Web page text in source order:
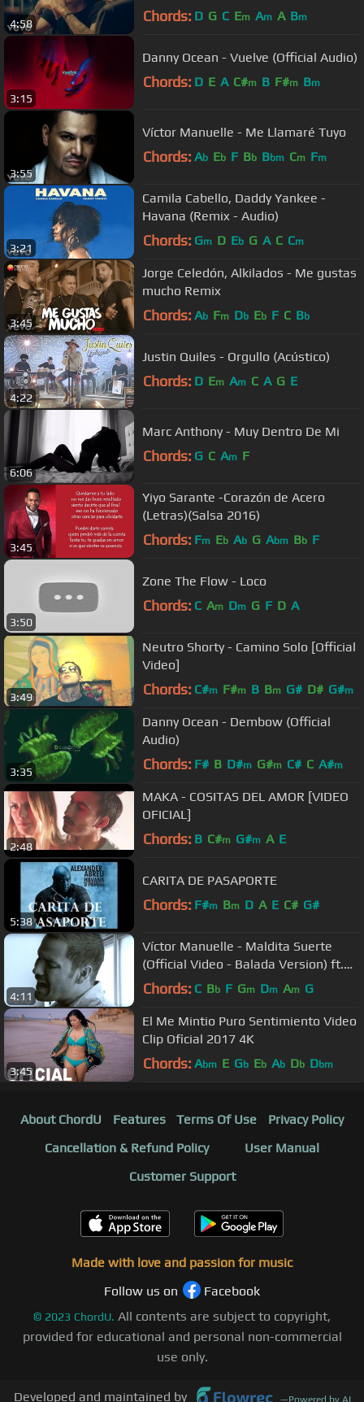
4:58 Chords: D G C Em Am A Bm
3:15
Danny Ocean - Vuelve (Official Audio)
Chords: D E A C#m B F#m Bm
3:55
Víctor Manuelle - Me Llamaré Tuyo
Chords: Ab Eb F Bb Bbm Cm Fm
3:21
Camila Cabello, Daddy Yankee -
Havana (Remix - Audio)
Chords: Gm D Eb G A C Cm
3:45
Jorge Celedón, Alkilados - Me gustas
mucho Remix
Chords: Ab Fm Db Eb F C Bb
4:22
Justin Quiles - Orgullo (Acústico)
Chords: D Em Am C A G E
6:06
Marc Anthony - Muy Dentro De Mi
Chords: G C Am F
3:45
Yiyo Sarante -Corazón de Acero
(Letras)(Salsa 2016)
Chords: Fm Eb Ab G Abm Bb F
3:50
Zone The Flow - Loco
Chords: C Am Dm G F D A
3:49
Neutro Shorty - Camino Solo [Official
Video]
Chords: C#m F#m B Bm G# D# G#m
3:35
Danny Ocean - Dembow (Official
Audio)
Chords: F# B D#m G#m C# C A#m
2:48
MAKA - COSITAS DEL AMOR [VIDEO
OFICIAL]
Chords: B C#m G#m A E
5:38
CARITA DE PASAPORTE
Chords: F#m Bm D A E C# G#
4:11
Víctor Manuelle - Maldita Suerte
(Official Video - Balada Version) ft.
Sin Bandera
Chords: C Bb F Gm Dm Am G
3:45
El Me Mintio Puro Sentimiento Video
Clip Oficial 2017 4K
Chords: Abm E Gb Eb Ab Db Dbm
About ChordU Features Terms Of Use
Privacy Policy
Cancellation & Refund Policy
User Manual
Customer Support
Made with love and passion for music
Follow us on
Facebook
© 2023 ChordU. All contents are subject to copyright,
provided for educational and personal non-commercial
use only.
Developed and maintained by